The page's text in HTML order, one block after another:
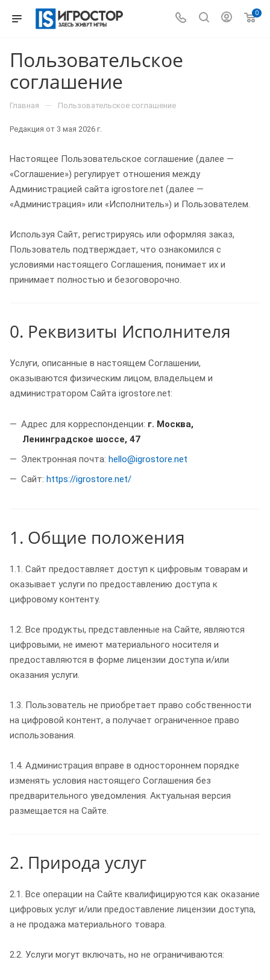
0
Пользовательское
соглашение
Главная — Пользовательское соглашение
Редакция от 3 мая 2026 г.
Настоящее Пользовательское соглашение (далее —
«Соглашение») регулирует отношения между
Администрацией сайта igrostore.net (далее —
«Администрация» или «Исполнитель») и Пользователем.
Используя Сайт, регистрируясь или оформляя заказ,
Пользователь подтверждает, что ознакомился с
условиями настоящего Соглашения, понимает их и
принимает полностью и безоговорочно.
0. Реквизиты Исполнителя
Услуги, описанные в настоящем Соглашении,
оказываются физическим лицом, владельцем и
администратором Сайта igrostore.net:
Адрес для корреспонденции: г. Москва,
Ленинградское шоссе, 47
Электронная почта: hello@igrostore.net
Сайт: https://igrostore.net/
1. Общие положения
1.1. Сайт предоставляет доступ к цифровым товарам и
оказывает услуги по предоставлению доступа к
цифровому контенту.
1.2. Все продукты, представленные на Сайте, являются
цифровыми, не имеют материального носителя и
предоставляются в форме лицензии доступа и/или
оказания услуги.
1.3. Пользователь не приобретает право собственности
на цифровой контент, а получает ограниченное право
использования.
1.4. Администрация вправе в одностороннем порядке
изменять условия настоящего Соглашения без
предварительного уведомления. Актуальная версия
размещается на Сайте.
2. Природа услуг
2.1. Все операции на Сайте квалифицируются как оказание
цифровых услуг и/или предоставление лицензии доступа,
а не продажа материального товара.
2.2. Услуги могут включать, но не ограничиваются: